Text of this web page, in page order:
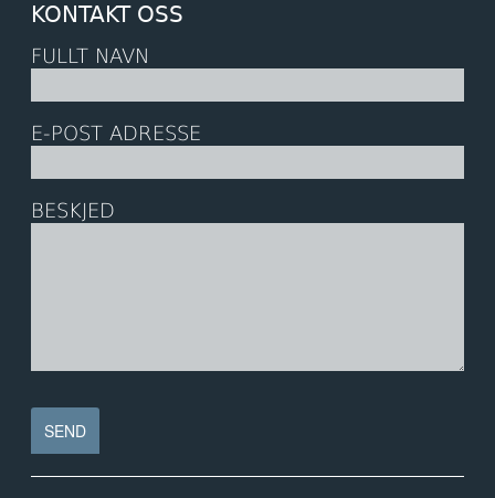
KONTAKT OSS
FULLT NAVN
E-POST ADRESSE
BESKJED